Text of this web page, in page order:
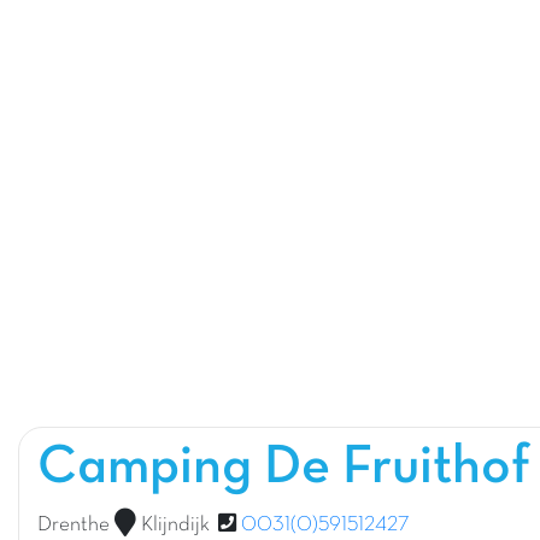
Camping De
Drenthe Klijndijk 0031(0)591512427